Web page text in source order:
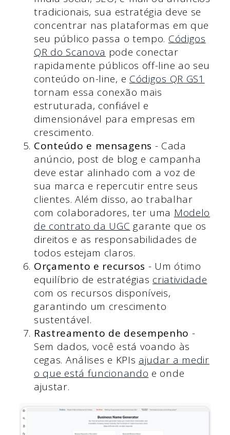
tradicionais, sua estratégia deve se
concentrar nas plataformas em que
seu público passa o tempo. Códigos
QR do Scanova pode conectar
rapidamente públicos off-line ao seu
conteúdo on-line, e Códigos QR GS1
tornam essa conexão mais
estruturada, confiável e
dimensionável para empresas em
crescimento.
Conteúdo e mensagens - Cada
anúncio, post de blog e campanha
deve estar alinhado com a voz de
sua marca e repercutir entre seus
clientes. Além disso, ao trabalhar
com colaboradores, ter uma Modelo
de contrato da UGC garante que os
direitos e as responsabilidades de
todos estejam claros.
Orçamento e recursos - Um ótimo
equilíbrio de estratégias criatividade
com os recursos disponíveis,
garantindo um crescimento
sustentável.
Rastreamento de desempenho -
Sem dados, você está voando às
cegas. Análises e KPIs ajudar a medir
o que está funcionando e onde
ajustar.